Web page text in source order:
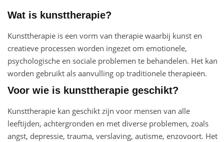
Wat is kunsttherapie?
Kunsttherapie is een vorm van therapie waarbij kunst en
creatieve processen worden ingezet om emotionele,
psychologische en sociale problemen te behandelen. Het kan
worden gebruikt als aanvulling op traditionele therapieën.
Voor wie is kunsttherapie geschikt?
Kunsttherapie kan geschikt zijn voor mensen van alle
leeftijden, achtergronden en met diverse problemen, zoals
angst, depressie, trauma, verslaving, autisme, enzovoort. Het